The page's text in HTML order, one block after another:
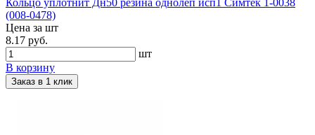
(008-0478)
Цена за шт
8.17 руб.
шт
В корзину
Заказ в 1 клик